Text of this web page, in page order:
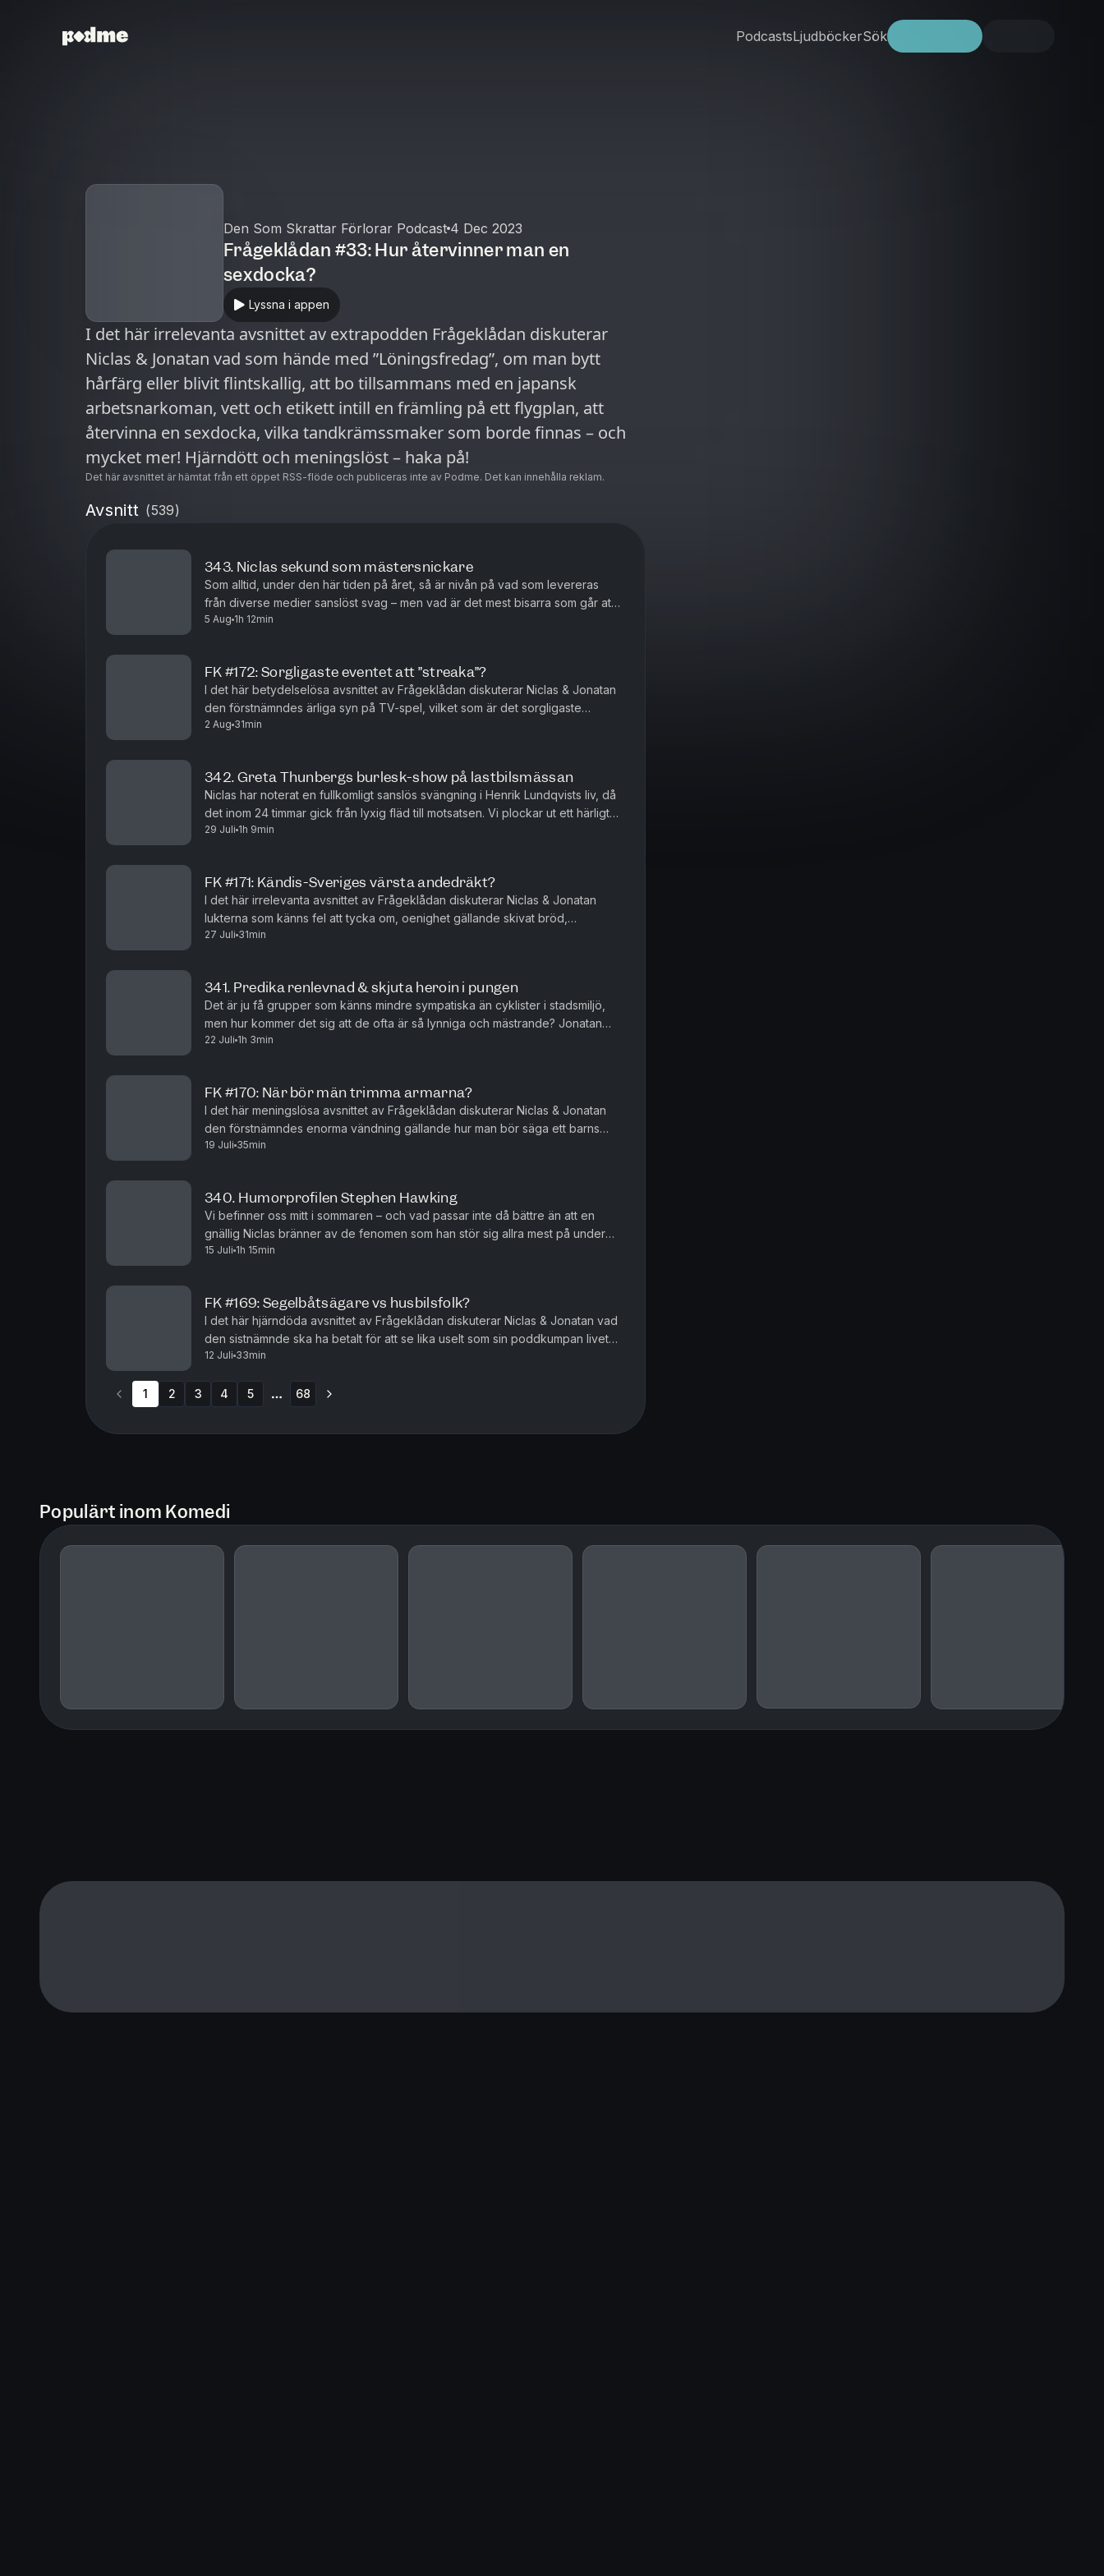
PodcastsLjudböckerSök
Den Som Skrattar Förlorar Podcast 4 Dec 2023
Frågeklådan #33: Hur återvinner man en
sexdocka?
Lyssna i appen
I det här irrelevanta avsnittet av extrapodden Frågeklådan diskuterar
Niclas & Jonatan vad som hände med ”Löningsfredag”, om man bytt
hårfärg eller blivit flintskallig, att bo tillsammans med en japansk
arbetsnarkoman, vett och etikett intill en främling på ett flygplan, att
återvinna en sexdocka, vilka tandkrämssmaker som borde finnas – och
mycket mer! Hjärndött och meningslöst – haka på!
Det här avsnittet är hämtat från ett öppet RSS-flöde och publiceras inte av Podme. Det kan innehålla reklam.
Avsnitt (539)
343. Niclas sekund som mästersnickare
Som alltid, under den här tiden på året, så är nivån på vad som levereras
från diverse medier sanslöst svag – men vad är det mest bisarra som går att
rota fram från nyhetstorkan sommaren 2026? Hur gol...
5 Aug 1h 12min
FK #172: Sorgligaste eventet att ”streaka”?
I det här betydelselösa avsnittet av Frågeklådan diskuterar Niclas & Jonatan
den förstnämndes ärliga syn på TV-spel, vilket som är det sorgligaste
evenemanget att ”streaka”, vad som är jobbigast att u...
2 Aug 31min
342. Greta Thunbergs burlesk-show på lastbilsmässan
Niclas har noterat en fullkomligt sanslös svängning i Henrik Lundqvists liv, då
det inom 24 timmar gick från lyxig fläd till motsatsen. Vi plockar ut ett härligt
gäng andra kändisar och låter deras ti...
29 Juli 1h 9min
FK #171: Kändis-Sveriges värsta andedräkt?
I det här irrelevanta avsnittet av Frågeklådan diskuterar Niclas & Jonatan
lukterna som känns fel att tycka om, oenighet gällande skivat bröd,
diskmaskiners uselhet, tristaste måstena i hemmet, det nä...
27 Juli 31min
341. Predika renlevnad & skjuta heroin i pungen
Det är ju få grupper som känns mindre sympatiska än cyklister i stadsmiljö,
men hur kommer det sig att de ofta är så lynniga och mästrande? Jonatan
har trillat över den nog värsta paragrafryttaren som...
22 Juli 1h 3min
FK #170: När bör män trimma armarna?
I det här meningslösa avsnittet av Frågeklådan diskuterar Niclas & Jonatan
den förstnämndes enorma vändning gällande hur man bör säga ett barns
ålder, huruvida tomater är överskattat eller inte, diale...
19 Juli 35min
340. Humorprofilen Stephen Hawking
Vi befinner oss mitt i sommaren – och vad passar inte då bättre än att en
gnällig Niclas bränner av de fenomen som han stör sig allra mest på under
den här årstiden? Hur rimligt är det egentligen att ...
15 Juli 1h 15min
FK #169: Segelbåtsägare vs husbilsfolk?
I det här hjärndöda avsnittet av Frågeklådan diskuterar Niclas & Jonatan vad
den sistnämnde ska ha betalt för att se lika uselt som sin poddkumpan livet
ut, ett nytt upplägg för förlängning i fotboll,...
12 Juli 33min
1 2 3 4 5 68
Populärt inom Komedi